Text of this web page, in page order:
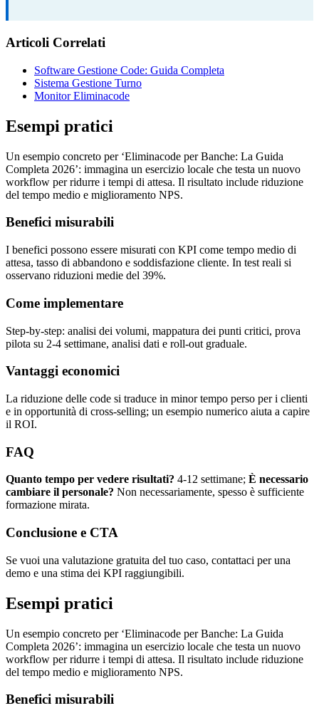
Articoli Correlati
Software Gestione Code: Guida Completa
Sistema Gestione Turno
Monitor Eliminacode
Esempi pratici
Un esempio concreto per ‘Eliminacode per Banche: La Guida
Completa 2026’: immagina un esercizio locale che testa un nuovo
workflow per ridurre i tempi di attesa. Il risultato include riduzione
del tempo medio e miglioramento NPS.
Benefici misurabili
I benefici possono essere misurati con KPI come tempo medio di
attesa, tasso di abbandono e soddisfazione cliente. In test reali si
osservano riduzioni medie del 39%.
Come implementare
Step-by-step: analisi dei volumi, mappatura dei punti critici, prova
pilota su 2-4 settimane, analisi dati e roll-out graduale.
Vantaggi economici
La riduzione delle code si traduce in minor tempo perso per i clienti
e in opportunità di cross-selling; un esempio numerico aiuta a capire
il ROI.
FAQ
Quanto tempo per vedere risultati? 4-12 settimane; È necessario
cambiare il personale? Non necessariamente, spesso è sufficiente
formazione mirata.
Conclusione e CTA
Se vuoi una valutazione gratuita del tuo caso, contattaci per una
demo e una stima dei KPI raggiungibili.
Esempi pratici
Un esempio concreto per ‘Eliminacode per Banche: La Guida
Completa 2026’: immagina un esercizio locale che testa un nuovo
workflow per ridurre i tempi di attesa. Il risultato include riduzione
del tempo medio e miglioramento NPS.
Benefici misurabili